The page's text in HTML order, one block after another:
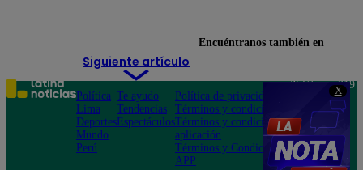
X
Siguiente artículo
Encuéntranos también en
Política
Lima
Deportes
Mundo
Perú
Te ayudo
Tendencias
Espectáculos
Política de privacidad
Términos y condiciones
Términos y condiciones
aplicación
Términos y Condiciones
APP
Teléfono: 219
Av. San
Felipe 968
Jesús María